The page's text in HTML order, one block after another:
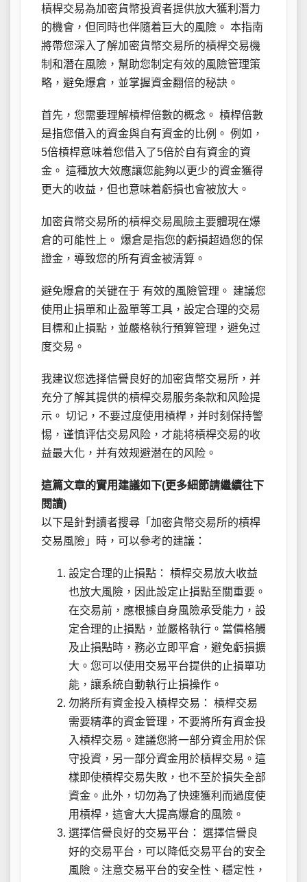
槓桿交易為加密貨幣投資者提供放大獲利潛力
的機會，但同時也伴隨着巨大的風險。 本指南
將帶您深入了解加密貨幣交易所的槓桿交易機
制和潛在風險，幫助您制定有效的風險管理策
略，避免爆倉，並掌握資金翻倍的秘訣。
首先，您需要理解槓桿倍數的概念。 槓桿倍數
是指您借入的資金與自有資金的比例。 例如，
5倍槓桿意味着您借入了5倍於自有資金的資
金。 這種放大效應讓您能夠以更少的資金獲得
更大的收益，但也意味着虧損也會被放大。
加密貨幣交易所的槓桿交易風險主要體現在爆
倉的可能性上。 爆倉是指您的虧損超過您的保
證金，導致您的所有資金被清算。
避免爆倉的关键在于 有效的風險管理。 建議您
使用止損單和止盈單等工具，設定合理的交易
目標和止損點，並嚴格執行預算管理，避免过
度交易。
我建议您选择信譽良好的加密貨幣交易所，并
充分了解其提供的槓桿交易服务条款和风险提
示。 切记，不要过度使用槓桿，并时刻保持警
惕，谨慎评估交易风险，才能将槓桿交易的收
益最大化，并有效规避潜在的风险。
這篇文章的實用建議如下(更多細節請繼續往下
閱讀)
以下是針對讀者搜尋「加密貨幣交易所的槓桿
交易風險」時，可以參考的建議：
設定合理的止損點： 槓桿交易放大收益
也放大風險，因此設定止損點至關重要。
在交易前，應根據自身風險承受能力，設
定合理的止損點，並嚴格執行。當價格觸
及止損點時，務必立即平倉，避免虧損擴
大。您可以使用交易平台提供的止損單功
能，讓系統自動執行止損操作。
勿將所有資金投入槓桿交易： 槓桿交易
需要精準的資金管理，不要將所有資金投
入槓桿交易。建議您將一部分資金用於保
守投資，另一部分資金用於槓桿交易。這
樣即使槓桿交易失敗，也不至於損失全部
資金。此外，切勿為了快速獲利而過度使
用槓桿，這會大大提高爆倉的風險。
選擇信譽良好的交易平台： 選擇信譽良
好的交易平台，可以降低交易平台的安全
風險。注意交易平台的安全性、穩定性，